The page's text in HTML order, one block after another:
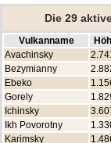
Die 29
Vulkanname
Avachinsky
Bezymianny
Ebeko
Gorely
Ichinsky
Ikh Povorotny
Karimsky